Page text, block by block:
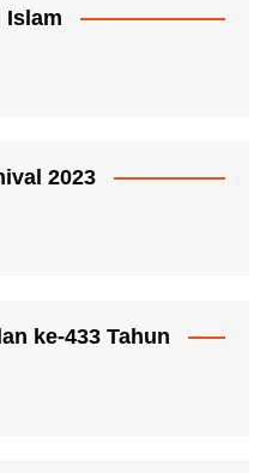
Islam
2023
ke-433 Tahun